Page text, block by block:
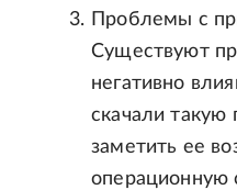
Проблемы с
Существуют
негативно
скачали такую
заметить ее
операционную